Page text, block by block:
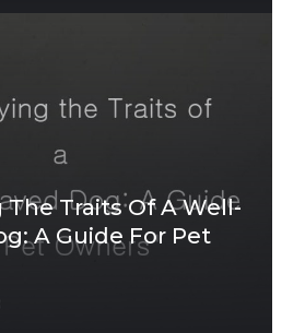
Traits Of A Well-
A Guide For Pet